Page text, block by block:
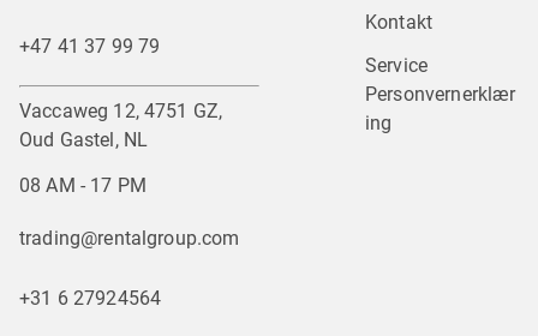
+47 41 37 99 79
Vaccaweg 12, 4751 GZ,
Oud Gastel, NL
08 AM - 17 PM
trading@rentalgroup.com
+31 6 27924564
Kontakt
Service
Personvernerklær
ing